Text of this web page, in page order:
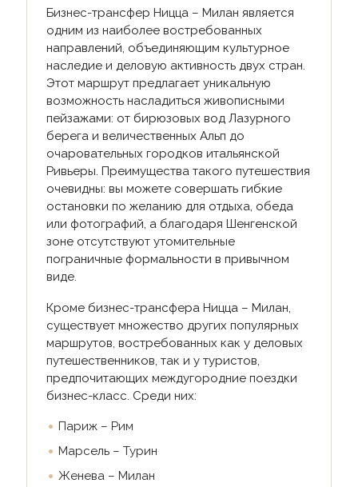
Бизнес-трансфер Ницца – Милан является
одним из наиболее востребованных
направлений, объединяющим культурное
наследие и деловую активность двух стран.
Этот маршрут предлагает уникальную
возможность насладиться живописными
пейзажами: от бирюзовых вод Лазурного
берега и величественных Альп до
очаровательных городков итальянской
Ривьеры. Преимущества такого путешествия
очевидны: вы можете совершать гибкие
остановки по желанию для отдыха, обеда
или фотографий, а благодаря Шенгенской
зоне отсутствуют утомительные
пограничные формальности в привычном
виде.
Кроме бизнес-трансфера Ницца – Милан,
существует множество других популярных
маршрутов, востребованных как у деловых
путешественников, так и у туристов,
предпочитающих междугородние поездки
бизнес-класс. Среди них:
Париж – Рим
Марсель – Турин
Женева – Милан